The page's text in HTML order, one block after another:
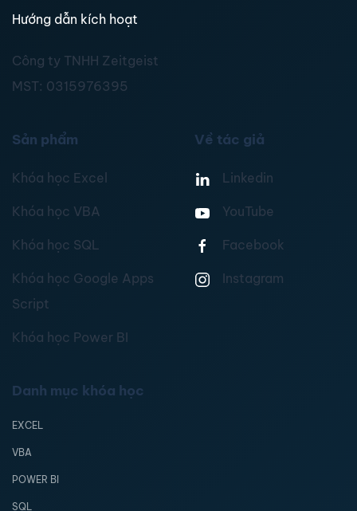
Hướng dẫn kích hoạt
Công ty TNHH Zeitgeist
MST: 0315976395
Sản phẩm
Khóa học Excel
Khóa học VBA
Khóa học SQL
Khóa học Google Apps
Script
Khóa học Power BI
Về tác giả
Linkedin
YouTube
Facebook
Instagram
Danh mục khóa học
EXCEL
VBA
POWER BI
SQL